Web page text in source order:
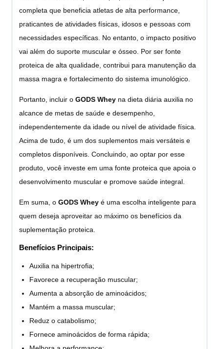
completa que beneficia atletas de alta performance,
praticantes de atividades físicas, idosos e pessoas com
necessidades específicas. No entanto, o impacto positivo
vai além do suporte muscular e ósseo. Por ser fonte
proteica de alta qualidade, contribui para manutenção da
massa magra e fortalecimento do sistema imunológico.
Portanto, incluir o GODS Whey na dieta diária auxilia no
alcance de metas de saúde e desempenho,
independentemente da idade ou nível de atividade física.
Acima de tudo, é um dos suplementos mais versáteis e
completos disponíveis. Concluindo, ao optar por esse
produto, você investe em uma fonte proteica que apoia o
desenvolvimento muscular e promove saúde integral.
Em suma, o GODS Whey é uma escolha inteligente para
quem deseja aproveitar ao máximo os benefícios da
suplementação proteica.
Benefícios Principais:
Auxilia na hipertrofia;
Favorece a recuperação muscular;
Aumenta a absorção de aminoácidos;
Mantém a massa muscular;
Reduz o catabolismo;
Fornece aminoácidos de forma rápida;